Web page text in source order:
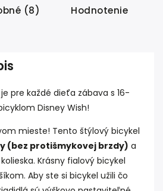
(8) Hodnotenie
pre každé dieťa zábava s 16-
Disney Wish!
mieste! Tento štýlový bicykel
(bez protišmykovej brzdy) a
Krásny fialový bicykel
Aby ste si bicykel užili čo